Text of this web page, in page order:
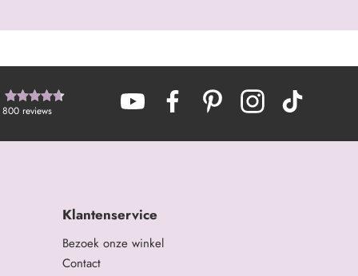
800 reviews
Klantenservice
Bezoek onze winkel
Contact